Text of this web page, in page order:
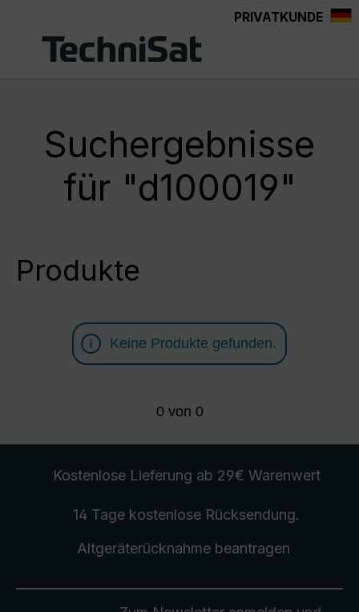
PRIVATKUNDE
Suchergebnisse
für "d100019"
Produkte
Keine Produkte gefunden.
0 von 0
Kostenlose Lieferung ab 29€ Warenwert
14 Tage kostenlose Rücksendung.
Altgeräterücknahmebeantragen